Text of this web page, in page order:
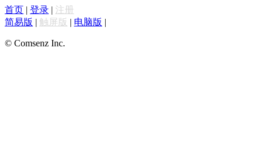
首页 | 登录 | 注册
简易版 | 触屏版 | 电脑版 |
© Comsenz Inc.